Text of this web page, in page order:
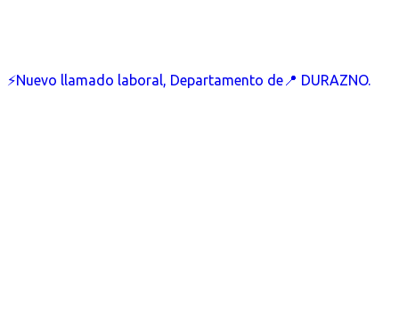
⚡Nuevo llamado laboral, Departamento de📍 DURAZNO.